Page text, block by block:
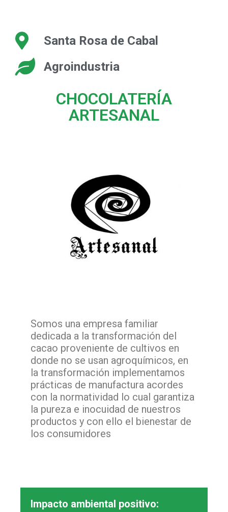
Santa Rosa de Cabal
Agroindustria
CHOCOLATERÍA
ARTESANAL
Somos una empresa familiar
dedicada a la transformación del
cacao proveniente de cultivos en
donde no se usan agroquímicos, en
la transformación implementamos
prácticas de manufactura acordes
con la normatividad lo cual garantiza
la pureza e inocuidad de nuestros
productos y con ello el bienestar de
los consumidores
Impacto ambiental positivo: